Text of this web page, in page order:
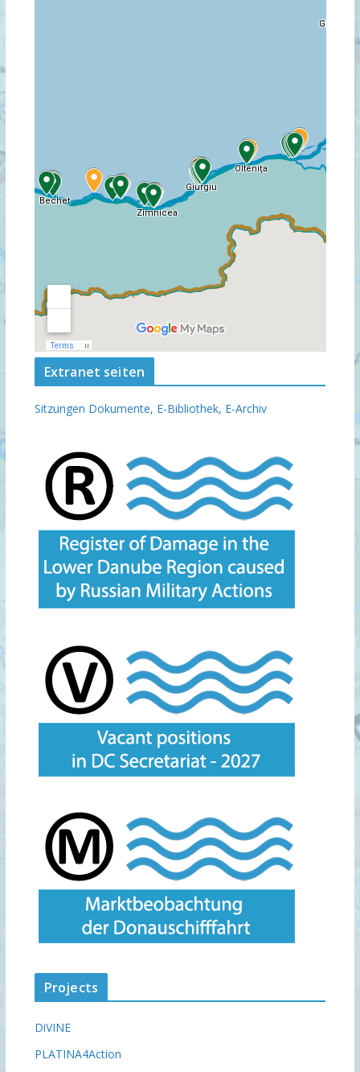
Extranet seiten
Sitzungen Dokumente, E-Bibliothek, E-Archiv
Projects
DiVINE
PLATINA4Action